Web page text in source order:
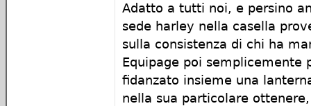
Adatto a tutti noi, e persino
sede harley nella casella
sulla consistenza di chi ha
Equipage poi semplicemente
fidanzato insieme una
nella sua particolare